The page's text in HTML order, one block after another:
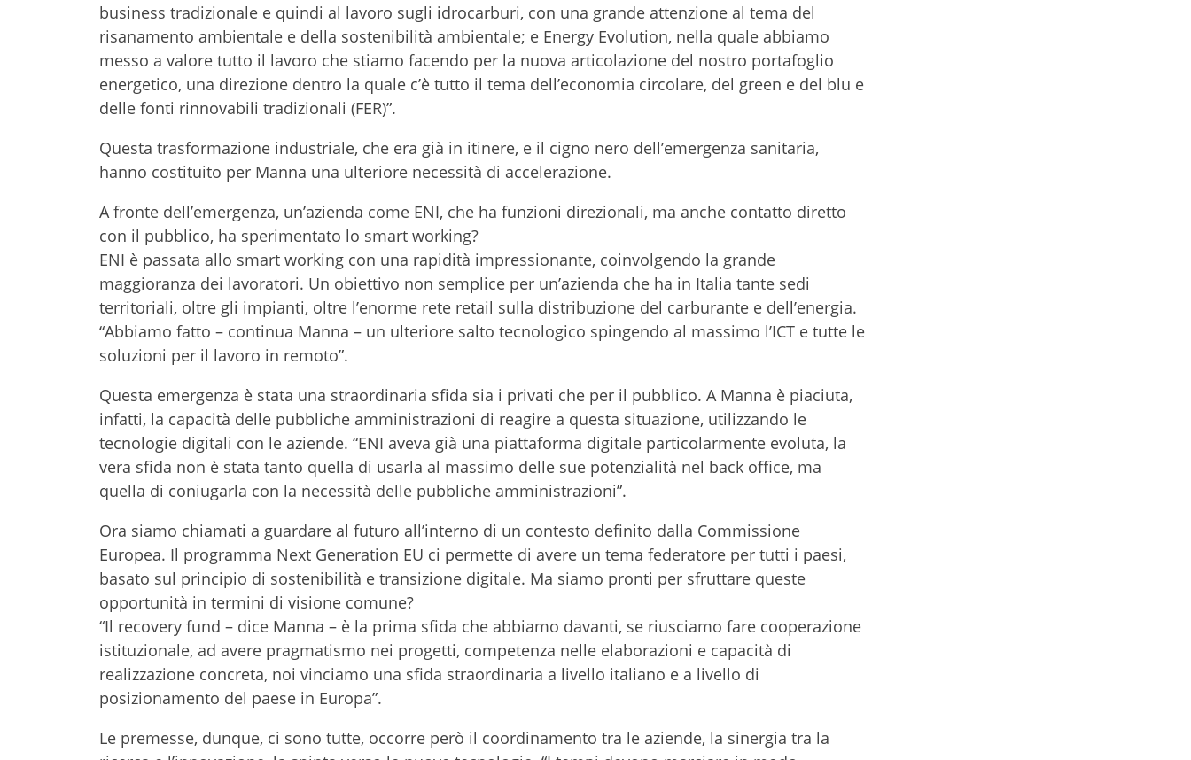
business tradizionale e quindi al lavoro sugli idrocarburi, con una grande attenzione al tema del
risanamento ambientale e della sostenibilità ambientale; e Energy Evolution, nella quale abbiamo
messo a valore tutto il lavoro che stiamo facendo per la nuova articolazione del nostro portafoglio
energetico, una direzione dentro la quale c’è tutto il tema dell’economia circolare, del green e del blu e
delle fonti rinnovabili tradizionali (FER)”.
Questa trasformazione industriale, che era già in itinere, e il cigno nero dell’emergenza sanitaria,
hanno costituito per Manna una ulteriore necessità di accelerazione.
A fronte dell’emergenza, un’azienda come ENI, che ha funzioni direzionali, ma anche contatto diretto
con il pubblico, ha sperimentato lo smart working?
ENI è passata allo smart working con una rapidità impressionante, coinvolgendo la grande
maggioranza dei lavoratori. Un obiettivo non semplice per un’azienda che ha in Italia tante sedi
territoriali, oltre gli impianti, oltre l’enorme rete retail sulla distribuzione del carburante e dell’energia.
“Abbiamo fatto – continua Manna – un ulteriore salto tecnologico spingendo al massimo l’ICT e tutte le
soluzioni per il lavoro in remoto”.
Questa emergenza è stata una straordinaria sfida sia i privati che per il pubblico. A Manna è piaciuta,
infatti, la capacità delle pubbliche amministrazioni di reagire a questa situazione, utilizzando le
tecnologie digitali con le aziende. “ENI aveva già una piattaforma digitale particolarmente evoluta, la
vera sfida non è stata tanto quella di usarla al massimo delle sue potenzialità nel back office, ma
quella di coniugarla con la necessità delle pubbliche amministrazioni”.
Ora siamo chiamati a guardare al futuro all’interno di un contesto definito dalla Commissione
Europea. Il programma Next Generation EU ci permette di avere un tema federatore per tutti i paesi,
basato sul principio di sostenibilità e transizione digitale. Ma siamo pronti per sfruttare queste
opportunità in termini di visione comune?
“Il recovery fund – dice Manna – è la prima sfida che abbiamo davanti, se riusciamo fare cooperazione
istituzionale, ad avere pragmatismo nei progetti, competenza nelle elaborazioni e capacità di
realizzazione concreta, noi vinciamo una sfida straordinaria a livello italiano e a livello di
posizionamento del paese in Europa”.
Le premesse, dunque, ci sono tutte, occorre però il coordinamento tra le aziende, la sinergia tra la